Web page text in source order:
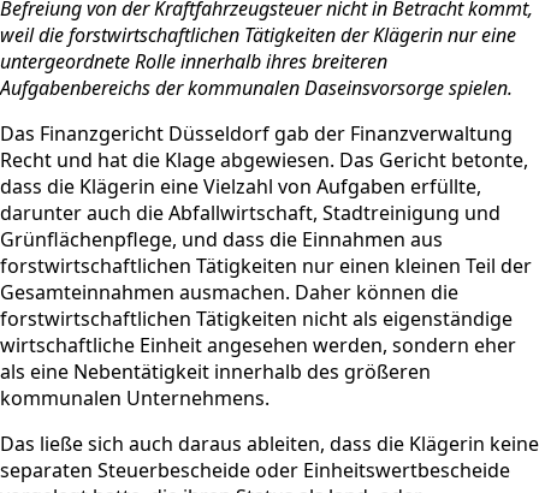
Befreiung von der Kraftfahrzeugsteuer nicht in Betracht kommt,
weil die forstwirtschaftlichen Tätigkeiten der Klägerin nur eine
untergeordnete Rolle innerhalb ihres breiteren
Aufgabenbereichs der kommunalen Daseinsvorsorge spielen.
Das Finanzgericht Düsseldorf gab der Finanzverwaltung
Recht und hat die Klage abgewiesen. Das Gericht betonte,
dass die Klägerin eine Vielzahl von Aufgaben erfüllte,
darunter auch die Abfallwirtschaft, Stadtreinigung und
Grünflächenpflege, und dass die Einnahmen aus
forstwirtschaftlichen Tätigkeiten nur einen kleinen Teil der
Gesamteinnahmen ausmachen. Daher können die
forstwirtschaftlichen Tätigkeiten nicht als eigenständige
wirtschaftliche Einheit angesehen werden, sondern eher
als eine Nebentätigkeit innerhalb des größeren
kommunalen Unternehmens.
Das ließe sich auch daraus ableiten, dass die Klägerin keine
separaten Steuerbescheide oder Einheitswertbescheide